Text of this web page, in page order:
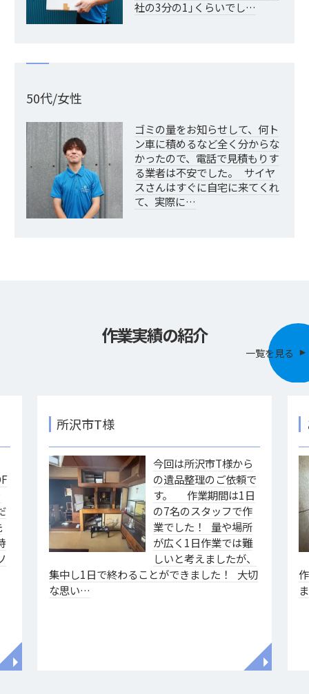
社の3分の1｣くらいでし…
50代/女性
ゴミの量をお知らせして、何ト
ン車に積めるなど全く分からな
かったので、電話で見積もりす
る業者は不安でした。 サイヤ
スさんはすぐに自宅に来てくれ
て、実際に…
作業実績の紹介
一覧を見る
◥
所沢市T様
今回は所沢市T様から
の遺品整理のご依頼で
す。 作業期間は1日
の7名のスタッフで作
業でした！ 量や場所
が広く1日作業では難
しいと考えましたが、
集中し1日で終わることができました！ 大切
な思い…
◥